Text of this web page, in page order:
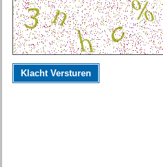
Klacht Versturen